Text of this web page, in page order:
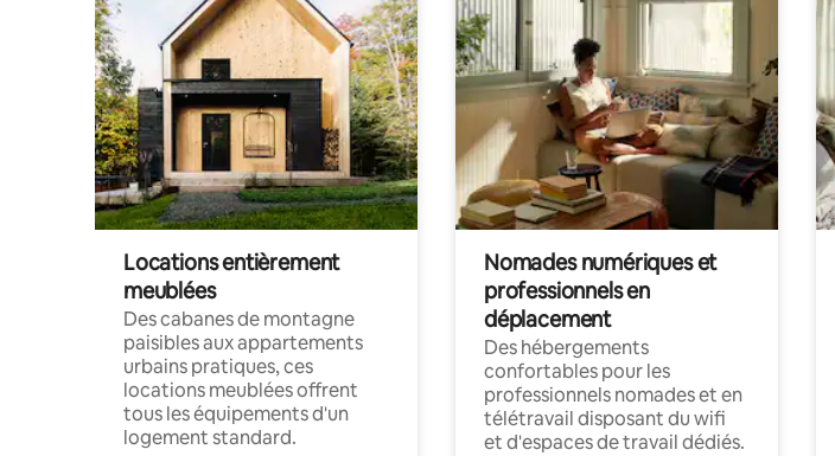
Locations entièrement
meublées
Des cabanes de montagne
paisibles aux appartements
urbains pratiques, ces
locations meublées offrent
tous les équipements d'un
logement standard.
Nomades numériques et
professionnels en
déplacement
Des hébergements
confortables pour les
professionnels nomades et en
télétravail disposant du wifi
et d'espaces de travail dédiés.